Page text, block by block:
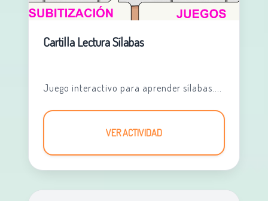
Cartilla Lectura Sílabas
Juego interactivo para aprender sílabas....
VER ACTIVIDAD